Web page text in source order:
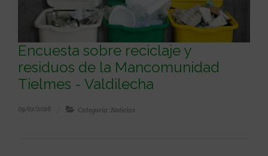
Encuesta sobre reciclaje y
residuos de la Mancomunidad
Tielmes - Valdilecha
09/07/2026 Categoría: Noticias